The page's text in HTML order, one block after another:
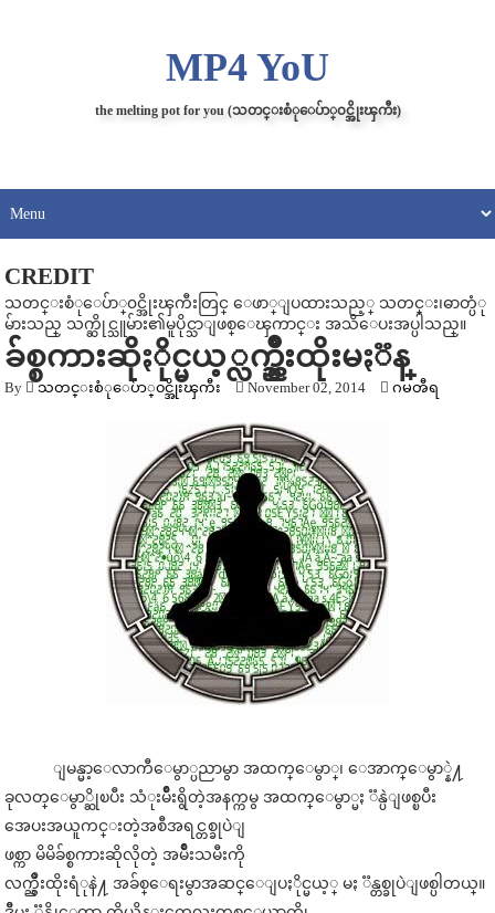
MP4 YoU
the melting pot for you (သတင္းစံုေပ်ာ္၀င္အိုးၾကီး)
CREDIT
သတင္းစံုေပ်ာ္၀င္အိုးၾကီးတြင္ ေဖာ္ျပထားသည့္ သတင္း၊ဓာတ္ပံု
မ်ားသည္ သက္ဆိုင္သူမ်ား၏မူပိုင္သာျဖစ္ေၾကာင္း အသိေပးအပ္ပါသည္။
ခ်စ္စကားဆိုႏိုင္မယ့္လက္ညွိဳးထိုးမႏၱန္
By သတင္းစံုေပ်ာ္၀င္အိုးၾကီး November 02, 2014 ဂမၻီရ
ျမန္မာ့ေလာကီေမွာ္ပညာမွာ အထက္ေမွာ္၊ ေအာက္ေမွာ္နဲ႔
ခုလတ္ေမွာ္ဆိုၿပီး သံုးမ်ိဳးရွိတဲ့အနက္ကမွ အထက္ေမွာ္မႏ ၱန္ပဲျဖစ္ၿပီး
အေပးအယူကင္းတဲ့အစီအရင္တစ္ခုပဲျ
ဖစ္ကာ မိမိခ်စ္စကားဆိုလိုတဲ့ အမ်ိဳးသမီးကို
လက္ညွိဳးထိုးရံုနဲ႔ အခ်စ္ေရးမွာအဆင္ေျပႏိုင္မယ့္ မႏ ၱန္တစ္ခုပဲျဖစ္ပါတယ္။